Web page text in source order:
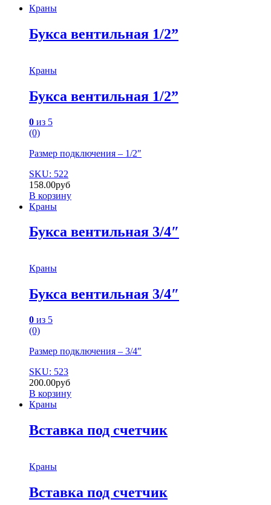
Краны
Букса вентильная 1/2”
Краны
Букса вентильная 1/2”
0 из 5
(0)
Размер подключения – 1/2″
SKU: 522
158.00руб
В корзину
Краны
Букса вентильная 3/4″
Краны
Букса вентильная 3/4″
0 из 5
(0)
Размер подключения – 3/4″
SKU: 523
200.00руб
В корзину
Краны
Вставка под счетчик
Краны
Вставка под счетчик